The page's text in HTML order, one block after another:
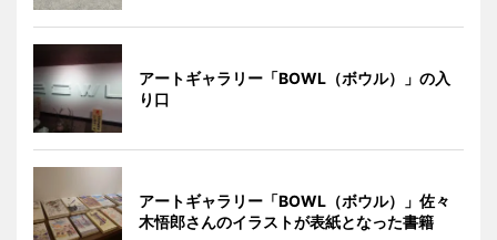
アートギャラリー「BOWL（ボウル）」の入
り口
アートギャラリー「BOWL（ボウル）」佐々
木悟郎さんのイラストが表紙となった書籍